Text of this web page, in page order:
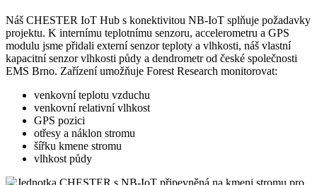
Náš CHESTER IoT Hub s konektivitou NB-IoT splňuje požadavky
projektu. K internímu teplotnímu senzoru, accelerometru a GPS
modulu jsme přidali externí senzor teploty a vlhkosti, náš vlastní
kapacitní senzor vlhkosti půdy a dendrometr od české společnosti
EMS Brno. Zařízení umožňuje Forest Research monitorovat:
venkovní teplotu vzduchu
venkovní relativní vlhkost
GPS pozici
otřesy a náklon stromu
šířku kmene stromu
vlhkost půdy